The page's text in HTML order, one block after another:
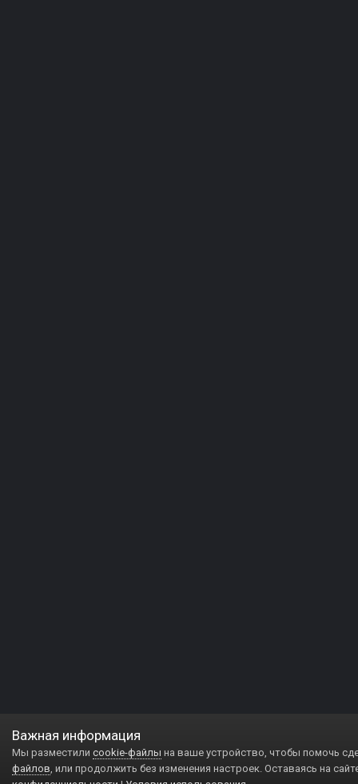
Важная информация
Мы разместили cookie-файлы на ваше устройство, чтобы помочь
файлов, или продолжить без изменения настроек. Оставаясь на